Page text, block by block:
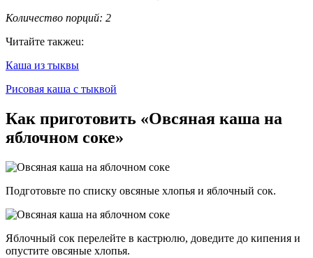
Количество порций: 2
Читайте такжеu:
Каша из тыквы
Рисовая каша с тыквой
Как приготовить «Овсяная каша на
яблочном соке»
Подготовьте по списку овсяные хлопья и яблочный сок.
Яблочный сок перелейте в кастрюлю, доведите до кипения и
опустите овсяные хлопья.